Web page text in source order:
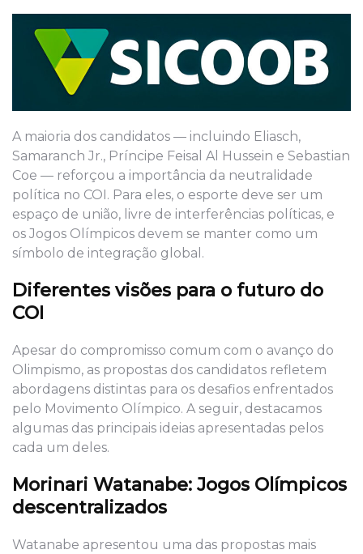
A maioria dos candidatos — incluindo Eliasch,
Samaranch Jr., Príncipe Feisal Al Hussein e Sebastian
Coe — reforçou a importância da neutralidade
política no COI. Para eles, o esporte deve ser um
espaço de união, livre de interferências políticas, e
os Jogos Olímpicos devem se manter como um
símbolo de integração global.
Diferentes visões para o futuro do
COI
Apesar do compromisso comum com o avanço do
Olimpismo, as propostas dos candidatos refletem
abordagens distintas para os desafios enfrentados
pelo Movimento Olímpico. A seguir, destacamos
algumas das principais ideias apresentadas pelos
cada um deles.
Morinari Watanabe: Jogos Olímpicos
descentralizados
Watanabe apresentou uma das propostas mais